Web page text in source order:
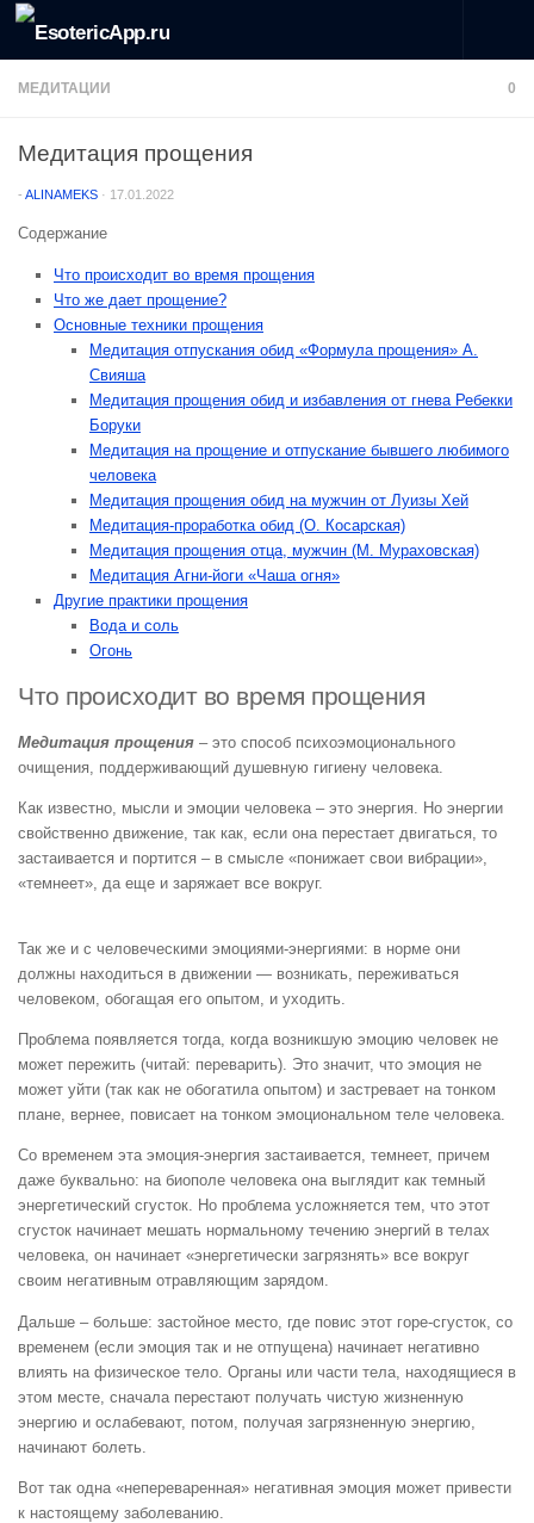
Перейти к содержимому
МЕДИТАЦИИ 0
Медитация прощения
- ALINAMEKS · 17.01.2022
Содержание
Что происходит во время прощения
Что же дает прощение?
Основные техники прощения
Медитация отпускания обид «Формула прощения» А.
Свияша
Медитация прощения обид и избавления от гнева Ребекки
Боруки
Медитация на прощение и отпускание бывшего любимого
человека
Медитация прощения обид на мужчин от Луизы Хей
Медитация-проработка обид (О. Косарская)
Медитация прощения отца, мужчин (М. Мураховская)
Медитация Агни-йоги «Чаша огня»
Другие практики прощения
Вода и соль
Огонь
Что происходит во время прощения
Медитация прощения – это способ психоэмоционального
очищения, поддерживающий душевную гигиену человека.
Как известно, мысли и эмоции человека – это энергия. Но энергии
свойственно движение, так как, если она перестает двигаться, то
застаивается и портится – в смысле «понижает свои вибрации»,
«темнеет», да еще и заряжает все вокруг.
Так же и с человеческими эмоциями-энергиями: в норме они
должны находиться в движении — возникать, переживаться
человеком, обогащая его опытом, и уходить.
Проблема появляется тогда, когда возникшую эмоцию человек не
может пережить (читай: переварить). Это значит, что эмоция не
может уйти (так как не обогатила опытом) и застревает на тонком
плане, вернее, повисает на тонком эмоциональном теле человека.
Со временем эта эмоция-энергия застаивается, темнеет, причем
даже буквально: на биополе человека она выглядит как темный
энергетический сгусток. Но проблема усложняется тем, что этот
сгусток начинает мешать нормальному течению энергий в телах
человека, он начинает «энергетически загрязнять» все вокруг
своим негативным отравляющим зарядом.
Дальше – больше: застойное место, где повис этот горе-сгусток, со
временем (если эмоция так и не отпущена) начинает негативно
влиять на физическое тело. Органы или части тела, находящиеся в
этом месте, сначала перестают получать чистую жизненную
энергию и ослабевают, потом, получая загрязненную энергию,
начинают болеть.
Вот так одна «непереваренная» негативная эмоция может привести
к настоящему заболеванию.